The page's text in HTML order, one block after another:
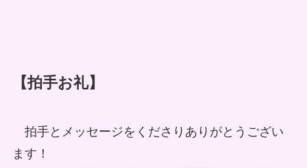
【拍手お礼】
拍手とメッセージをくださりありがとうござい
ます！